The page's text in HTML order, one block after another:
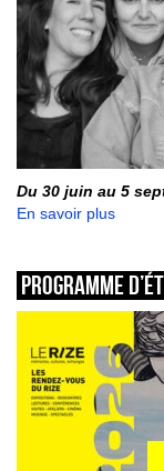
Du 30 juin au 5
En savoir plus
Programme